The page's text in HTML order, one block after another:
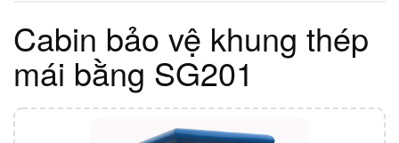
Cabin bảo vệ khung thép
mái bằng SG201